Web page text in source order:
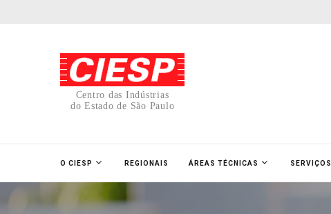
Centro das Indústrias
do Estado de São Paulo
O CIESP REGIONAIS ÁREAS TÉCNICAS SERVIÇOS